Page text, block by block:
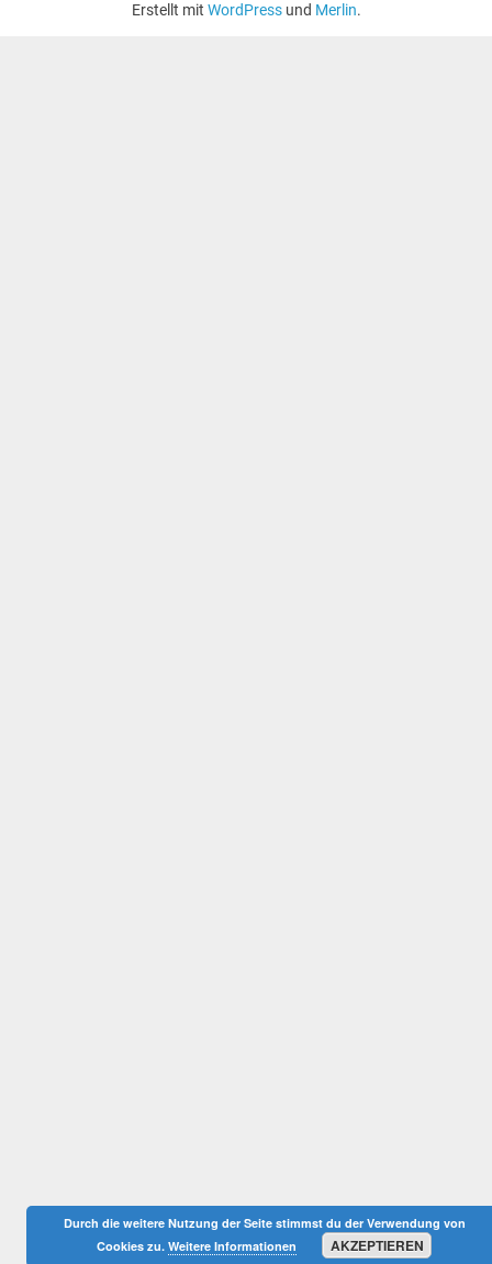
Erstellt mit WordPressund Merlin.
Durch die weitere Nutzung der Seite stimmst du der Verwendung von
Cookies zu.Weitere Informationen AKZEPTIEREN